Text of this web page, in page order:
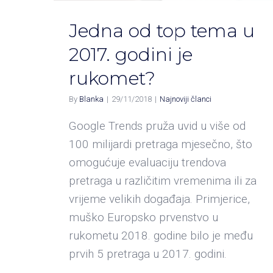
Jedna od top tema u
2017. godini je
rukomet?
By Blanka | 29/11/2018 | Najnoviji članci
Google Trends pruža uvid u više od
100 milijardi pretraga mjesečno, što
omogućuje evaluaciju trendova
pretraga u različitim vremenima ili za
vrijeme velikih događaja. Primjerice,
muško Europsko prvenstvo u
rukometu 2018. godine bilo je među
prvih 5 pretraga u 2017. godini.